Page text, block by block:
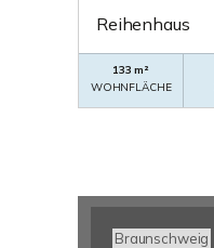
Reihenhaus
133 m²
WOHNFLÄCHE
Braunschweig